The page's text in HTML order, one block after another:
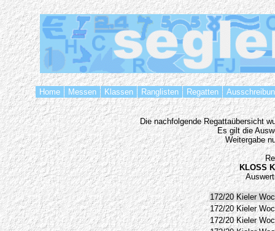
Home Messen Klassen Ranglisten Regatten
Die nachfolgende Regattaübersicht
Es gilt die
Weitergabe
KLOSS
172/20 Kieler
172/20 Kieler
172/20 Kieler